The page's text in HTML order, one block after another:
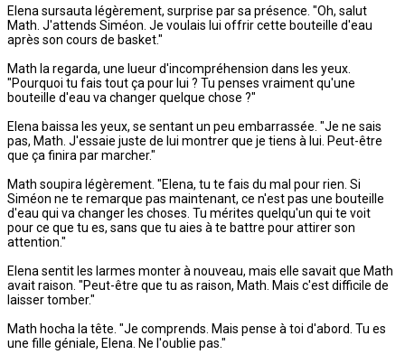
Elena sursauta légèrement, surprise par sa présence. "Oh, salut
Math. J'attends Siméon. Je voulais lui offrir cette bouteille d'eau
après son cours de basket."
Math la regarda, une lueur d'incompréhension dans les yeux.
"Pourquoi tu fais tout ça pour lui ? Tu penses vraiment qu'une
bouteille d'eau va changer quelque chose ?"
Elena baissa les yeux, se sentant un peu embarrassée. "Je ne sais
pas, Math. J'essaie juste de lui montrer que je tiens à lui. Peut-être
que ça finira par marcher."
Math soupira légèrement. "Elena, tu te fais du mal pour rien. Si
Siméon ne te remarque pas maintenant, ce n'est pas une bouteille
d'eau qui va changer les choses. Tu mérites quelqu'un qui te voit
pour ce que tu es, sans que tu aies à te battre pour attirer son
attention."
Elena sentit les larmes monter à nouveau, mais elle savait que Math
avait raison. "Peut-être que tu as raison, Math. Mais c'est difficile de
laisser tomber."
Math hocha la tête. "Je comprends. Mais pense à toi d'abord. Tu es
une fille géniale, Elena. Ne l'oublie pas."